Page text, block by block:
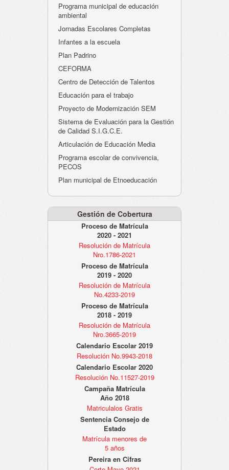
Programa municipal de educación
ambiental
Jornadas Escolares Completas
Infantes a la escuela
Plan Padrino
CEFORMA
Centro de Detección de Talentos
Educación para el trabajo
Proyecto de Modernización SEM
Sistema de Evaluación para la Gestión
de Calidad S.I.G.C.E.
Articulación de Educación Media
Programa escolar de convivencia,
PECOS
Plan municipal de Etnoeducación
Gestión de Cobertura
Proceso de Matrícula
2020 - 2021
Resolución de Matrícula
Nro.1786-2021
Proceso de Matrícula
2019 - 2020
Resolución de Matrícula
No.4233-2019
Proceso de Matrícula
2018 - 2019
Resolución de Matrícula
Nro.3665-2019
Calendario Escolar 2019
Resolución No.9943-2018
Calendario Escolar 2020
Resolución No.11527-2019
Campaña Matrícula
Año 2018
Matriculalos Gratis
Sentencia Consejo de
Estado
Matrícula menores de
5 años
Pereira en Cifras